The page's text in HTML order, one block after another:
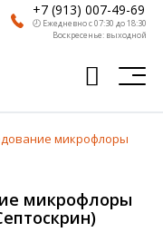
+7 (913) 007-49-69
🕗 Ежедневно с 07:30 до 18:30
Воскресенье: выходной
микрофлоры
микрофлоры